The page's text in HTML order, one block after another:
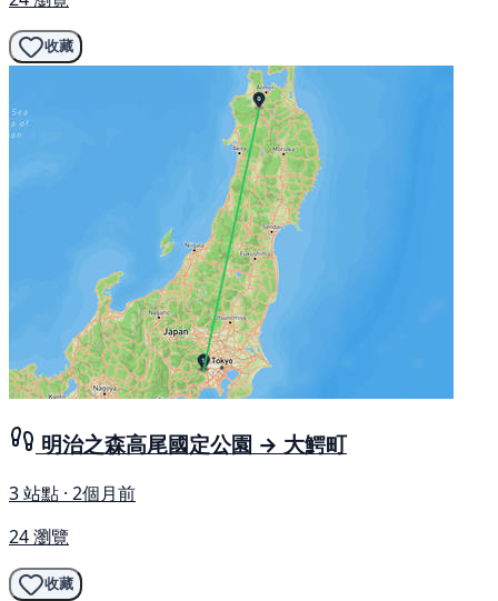
收藏
明治之森高尾國定公園 → 大鰐町
3 站點 · 2個月前
24 瀏覽
收藏